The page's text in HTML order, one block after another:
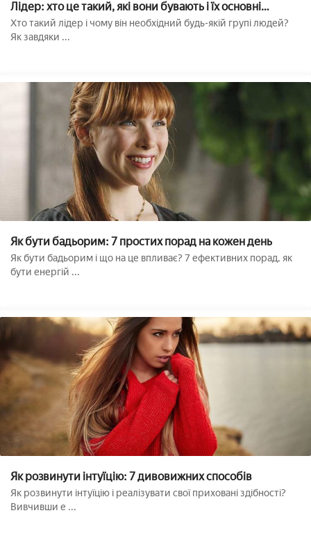
Лідер: хто це такий, які вони бувають і їх основні
ознаки??
Хто такий лідер і чому він необхідний будь-якій групі людей?
Як завдяки ...
Як бути бадьорим: 7 простих порад на кожен день
Як бути бадьорим і що на це впливає? 7 ефективних порад, як
бути енергій ...
Як розвинути інтуїцію: 7 дивовижних способів
Як розвинути інтуїцію і реалізувати свої приховані здібності?
Вивчивши е ...